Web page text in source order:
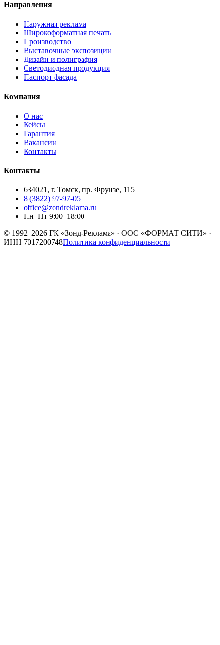
Направления
Наружная реклама
Широкоформатная печать
Производство
Выставочные экспозиции
Дизайн и полиграфия
Светодиодная продукция
Паспорт фасада
Компания
О нас
Кейсы
Гарантия
Вакансии
Контакты
Контакты
634021, г. Томск, пр. Фрунзе, 115
8 (3822) 97-97-05
office@zondreklama.ru
Пн–Пт 9:00–18:00
© 1992–2026 ГК «Зонд-Реклама» · ООО «ФОРМАТ СИТИ» ·
ИНН 7017200748Политика конфиденциальности